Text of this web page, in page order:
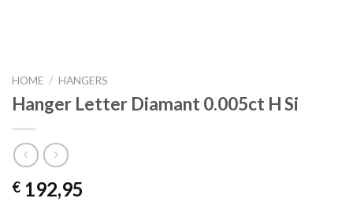
HOME / HANGERS
Hanger Letter Diamant 0.005ct H Si
€ 192,95